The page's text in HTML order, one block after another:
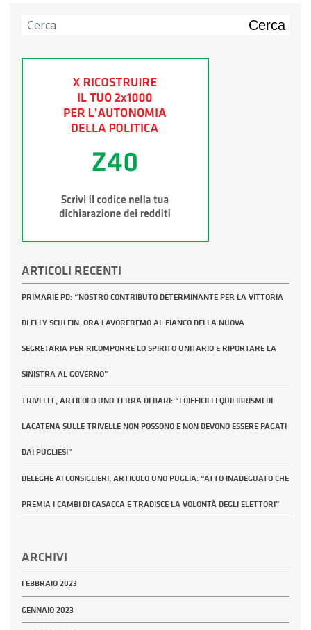
Cerca
ARTICOLI RECENTI
PRIMARIE PD: “NOSTRO CONTRIBUTO DETERMINANTE PER LA VITTORIA
DI ELLY SCHLEIN. ORA LAVOREREMO AL FIANCO DELLA NUOVA
SEGRETARIA PER RICOMPORRE LO SPIRITO UNITARIO E RIPORTARE LA
SINISTRA AL GOVERNO”
TRIVELLE, ARTICOLO UNO TERRA DI BARI: “I DIFFICILI EQUILIBRISMI DI
LACATENA SULLE TRIVELLE NON POSSONO E NON DEVONO ESSERE PAGATI
DAI PUGLIESI”
DELEGHE AI CONSIGLIERI, ARTICOLO UNO PUGLIA: “ATTO INADEGUATO CHE
PREMIA I CAMBI DI CASACCA E TRADISCE LA VOLONTÀ DEGLI ELETTORI”
ARCHIVI
FEBBRAIO 2023
GENNAIO 2023